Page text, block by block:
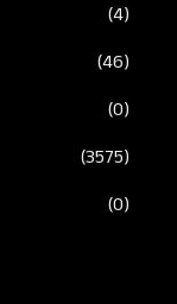
(4)
(46)
(0)
(3575)
(0)